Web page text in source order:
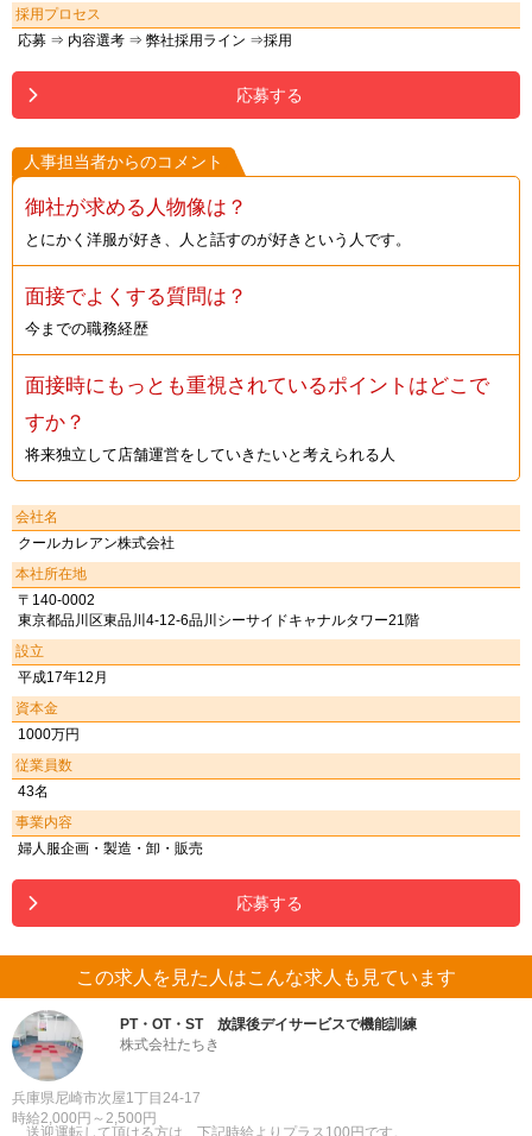
採用プロセス
応募 ⇒ 内容選考 ⇒ 弊社採用ライン ⇒採用
応募する
人事担当者からのコメント
御社が求める人物像は？
とにかく洋服が好き、人と話すのが好きという人です。
面接でよくする質問は？
今までの職務経歴
面接時にもっとも重視されているポイントはどこで
すか？
将来独立して店舗運営をしていきたいと考えられる人
会社名
クールカレアン株式会社
本社所在地
〒140-0002
東京都品川区東品川4-12-6品川シーサイドキャナルタワー21階
設立
平成17年12月
資本金
1000万円
従業員数
43名
事業内容
婦人服企画・製造・卸・販売
応募する
この求人を見た人はこんな求人も見ています
PT・OT・ST 放課後デイサービスで機能訓練
株式会社たちき
兵庫県尼崎市次屋1丁目24-17
時給2,000円～2,500円
送迎運転して頂ける方は、下記時給よりプラス100円です。